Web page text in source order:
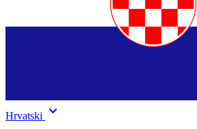
Hrvatski keyboard_arrow_down